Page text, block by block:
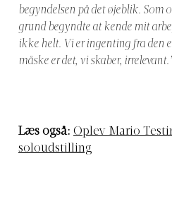
begyndelsen på det øjeblik. Som
grund begyndte at kende mit
ikke helt. Vi er ingenting fra den
måske er det, vi skaber,
Læs også: Oplev Mario
soloudstilling